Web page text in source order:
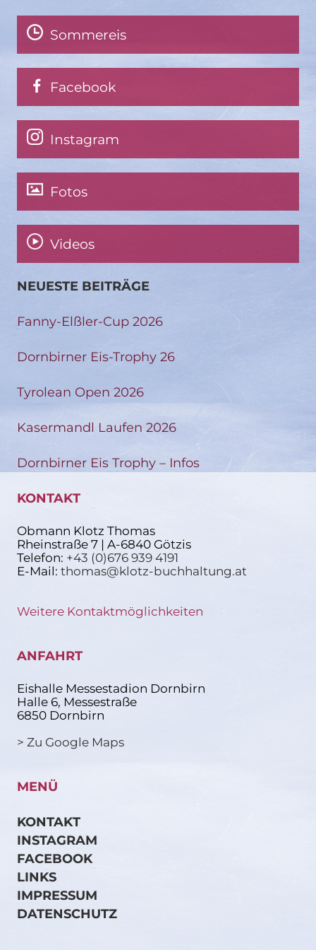
Sommereis
Facebook
Instagram
Fotos
Videos
NEUESTE BEITRÄGE
Fanny-Elßler-Cup 2026
Dornbirner Eis-Trophy 26
Tyrolean Open 2026
Kasermandl Laufen 2026
Dornbirner Eis Trophy – Infos
KONTAKT
Obmann Klotz Thomas
Rheinstraße 7 | A-6840 Götzis
Telefon: +43 (0)676 939 4191
E-Mail: thomas@klotz-buchhaltung.at
Weitere Kontaktmöglichkeiten
ANFAHRT
Eishalle Messestadion Dornbirn
Halle 6, Messestraße
6850 Dornbirn
> Zu Google Maps
MENÜ
KONTAKT
INSTAGRAM
FACEBOOK
LINKS
IMPRESSUM
DATENSCHUTZ